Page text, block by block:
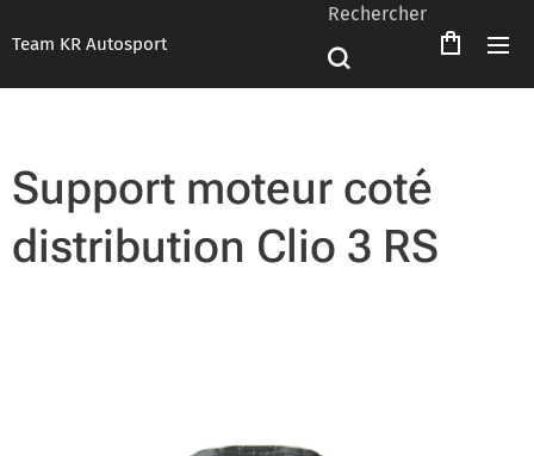
Team KR Autosport
Rechercher
Support moteur coté
distribution Clio 3 RS